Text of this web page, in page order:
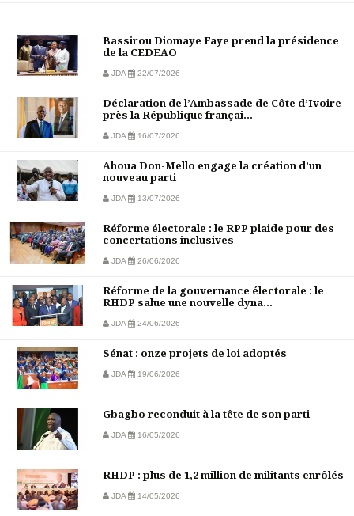
Bassirou Diomaye Faye prend la présidence
de la CEDEAO
JDA 22/07/2026
Déclaration de l’Ambassade de Côte d’Ivoire
près la République françai...
JDA 16/07/2026
Ahoua Don-Mello engage la création d’un
nouveau parti
JDA 13/07/2026
Réforme électorale : le RPP plaide pour des
concertations inclusives
JDA 26/06/2026
Réforme de la gouvernance électorale : le
RHDP salue une nouvelle dyna...
JDA 24/06/2026
Sénat : onze projets de loi adoptés
JDA 19/06/2026
Gbagbo reconduit à la tête de son parti
JDA 16/05/2026
RHDP : plus de 1,2 million de militants enrôlés
JDA 14/05/2026